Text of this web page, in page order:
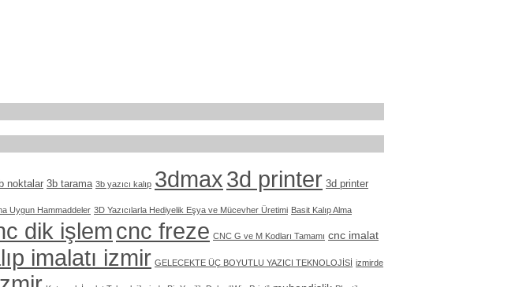
noktalar 3b tarama 3b yazıcı kalıp 3dmax3d printer 3d printer
Uygun Hammaddeler 3D Yazıcılarla Hediyelik Eşya ve Mücevher Üretimi Basit Kalıp Alma
dik işlemcnc freze CNC G ve M Kodları Tamamı cnc imalat
imalatı izmir GELECEKTE ÜÇ BOYUTLU YAZICI TEKNOLOJİSİ izmirde